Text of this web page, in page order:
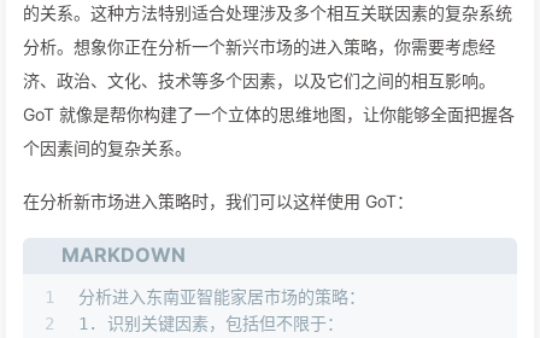
的关系。这种方法特别适合处理涉及多个相互关联因素的复杂系统
分析。想象你正在分析一个新兴市场的进入策略，你需要考虑经
济、政治、文化、技术等多个因素，以及它们之间的相互影响。
GoT 就像是帮你构建了一个立体的思维地图，让你能够全面把握各
个因素间的复杂关系。
在分析新市场进入策略时，我们可以这样使用 GoT：
MARKDOWN
1
2
分析进入东南亚智能家居市场的策略：
1.
识别关键因素，包括但不限于：